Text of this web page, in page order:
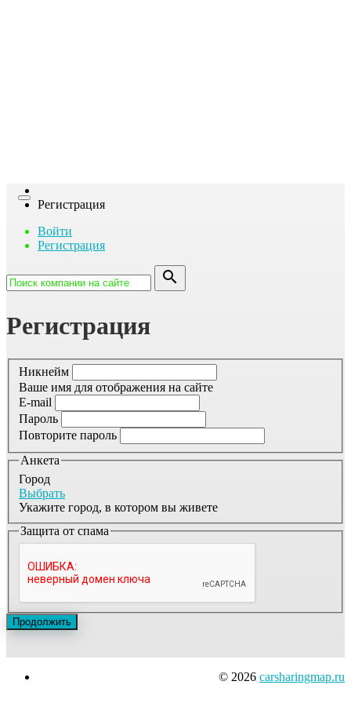
ToggleРегистрация
Войти
Регистрация
search
Регистрация
Никнейм
Ваше имя для отображения на сайте
E-mail
Пароль
Повторите пароль
Анкета
Город
Выбрать
Укажите город, в котором вы живете
Защита от спама
© 2026 carsharingmap.ru